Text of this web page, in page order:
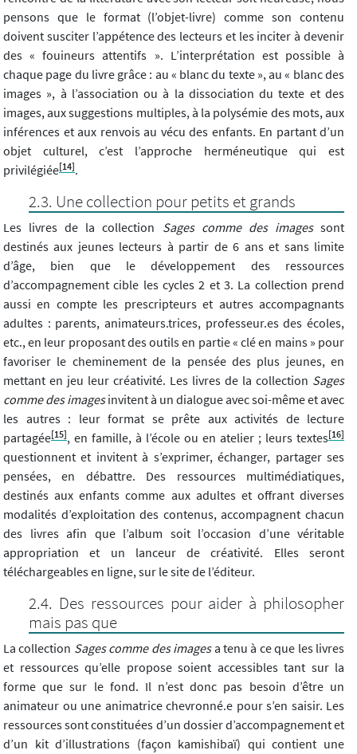
pensons que le format (l’objet-livre) comme son contenu
doivent susciter l’appétence des lecteurs et les inciter à devenir
des « fouineurs attentifs ». L’interprétation est possible à
chaque page du livre grâce : au « blanc du texte », au « blanc des
images », à l’association ou à la dissociation du texte et des
images, aux suggestions multiples, à la polysémie des mots, aux
inférences et aux renvois au vécu des enfants. En partant d’un
objet culturel, c’est l’approche herméneutique qui est
privilégiée[14].
Une collection pour petits et grands
Les livres de la collection Sages comme des imagessont
destinés aux jeunes lecteurs à partir de 6 ans et sans limite
d’âge, bien que le développement des ressources
d’accompagnement cible les cycles 2 et 3. La collection prend
aussi en compte les prescripteurs et autres accompagnants
adultes : parents, animateurs.trices, professeur.es des écoles,
etc., en leur proposant des outils en partie « clé en mains » pour
favoriser le cheminement de la pensée des plus jeunes, en
mettant en jeu leur créativité. Les livres de la collection Sages
comme des imagesinvitent à un dialogue avec soi-même et avec
les autres : leur format se prête aux activités de lecture
partagée[15], en famille, à l’école ou en atelier ; leurs textes[16]
questionnent et invitent à s’exprimer, échanger, partager ses
pensées, en débattre. Des ressources multimédiatiques,
destinés aux enfants comme aux adultes et offrant diverses
modalités d’exploitation des contenus, accompagnent chacun
des livres afin que l’album soit l’occasion d’une véritable
appropriation et un lanceur de créativité. Elles seront
téléchargeables en ligne, sur le site de l’éditeur.
Des ressources pour aider à philosopher
mais pas que
La collection Sages comme des imagesa tenu à ce que les livres
et ressources qu’elle propose soient accessibles tant sur la
forme que sur le fond. Il n’est donc pas besoin d’être un
animateur ou une animatrice chevronné.e pour s’en saisir. Les
ressources sont constituées d’un dossier d’accompagnement et
d’un kit d’illustrations (façon kamishibaï) qui contient une